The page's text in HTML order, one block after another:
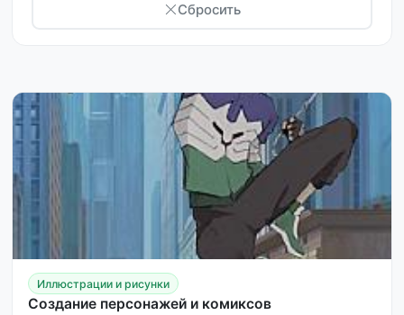
Сбросить
Иллюстрации и рисунки
Создание персонажей и комиксов